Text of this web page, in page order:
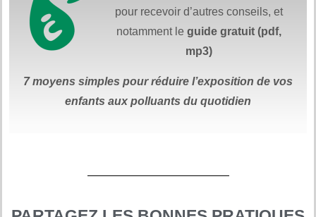
pour recevoir d’autres conseils, et
notamment le guide gratuit (pdf,
mp3)
7 moyens simples pour réduire l’exposition de vos
enfants aux polluants du quotidien